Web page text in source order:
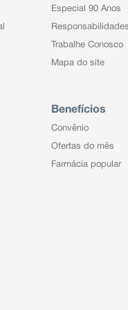
Especial 90 Anos
Responsabilidades
Trabalhe Conosco
Mapa do site
Benefícios
Convênio
Ofertas do mês
Farmácia popular